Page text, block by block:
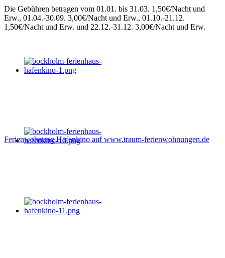
Die Gebühren betragen vom 01.01. bis 31.03. 1,50€/Nacht und
Erw., 01.04.-30.09. 3,00€/Nacht und Erw., 01.10.-21.12.
1,50€/Nacht und Erw. und 22.12.-31.12. 3,00€/Nacht und Erw.
Ferienwohnung Hafenkino auf www.traum-ferienwohnungen.de